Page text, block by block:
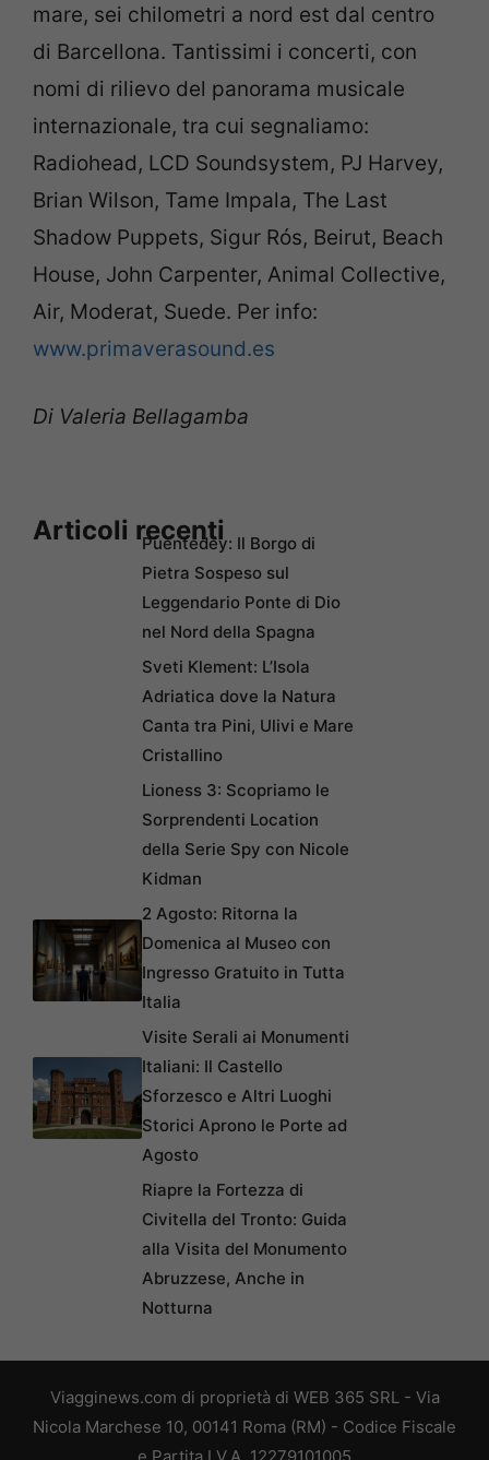
mare, sei chilometri a nord est dal centro
di Barcellona. Tantissimi i concerti, con
nomi di rilievo del panorama musicale
internazionale, tra cui segnaliamo:
Radiohead, LCD Soundsystem, PJ Harvey,
Brian Wilson, Tame Impala, The Last
Shadow Puppets, Sigur Rós, Beirut, Beach
House, John Carpenter, Animal Collective,
Air, Moderat, Suede. Per info:
www.primaverasound.es
Di Valeria Bellagamba
Articoli recentiPuentedey: Il Borgo di
Pietra Sospeso sul
Leggendario Ponte di Dio
nel Nord della Spagna
Sveti Klement: L’Isola
Adriatica dove la Natura
Canta tra Pini, Ulivi e Mare
Cristallino
Lioness 3: Scopriamo le
Sorprendenti Location
della Serie Spy con Nicole
Kidman
2 Agosto: Ritorna la
Domenica al Museo con
Ingresso Gratuito in Tutta
Italia
Visite Serali ai Monumenti
Italiani: Il Castello
Sforzesco e Altri Luoghi
Storici Aprono le Porte ad
Agosto
Riapre la Fortezza di
Civitella del Tronto: Guida
alla Visita del Monumento
Abruzzese, Anche in
Notturna
Viagginews.com di proprietà di WEB 365 SRL - Via
Nicola Marchese 10, 00141 Roma (RM) - Codice Fiscale